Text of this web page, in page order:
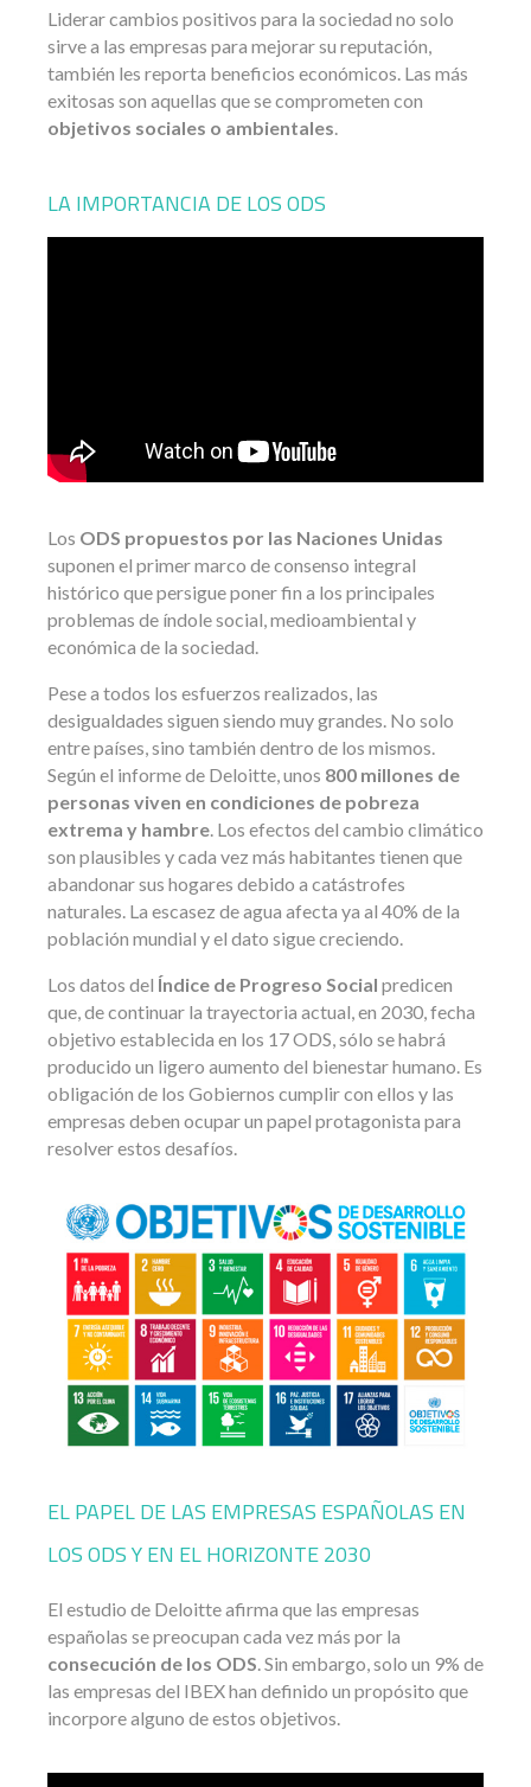
Liderar cambios positivos para la sociedad no solo
sirve a las empresas para mejorar su reputación,
también les reporta beneficios económicos. Las más
exitosas son aquellas que se comprometen con
objetivos sociales o ambientales.
LA IMPORTANCIA DE LOS ODS
Los ODS propuestos por las Naciones Unidas
suponen el primer marco de consenso integral
histórico que persigue poner fin a los principales
problemas de índole social, medioambiental y
económica de la sociedad.
Pese a todos los esfuerzos realizados, las
desigualdades siguen siendo muy grandes. No solo
entre países, sino también dentro de los mismos.
Según el informe de Deloitte, unos 800 millones de
personas viven en condiciones de pobreza
extrema y hambre. Los efectos del cambio climático
son plausibles y cada vez más habitantes tienen que
abandonar sus hogares debido a catástrofes
naturales. La escasez de agua afecta ya al 40% de la
población mundial y el dato sigue creciendo.
Los datos del Índice de Progreso Social predicen
que, de continuar la trayectoria actual, en 2030, fecha
objetivo establecida en los 17 ODS, sólo se habrá
producido un ligero aumento del bienestar humano. Es
obligación de los Gobiernos cumplir con ellos y las
empresas deben ocupar un papel protagonista para
resolver estos desafíos.
EL PAPEL DE LAS EMPRESAS ESPAÑOLAS EN
LOS ODS Y EN EL HORIZONTE 2030
El estudio de Deloitte afirma que las empresas
españolas se preocupan cada vez más por la
consecución de los ODS. Sin embargo, solo un 9% de
las empresas del IBEX han definido un propósito que
incorpore alguno de estos objetivos.